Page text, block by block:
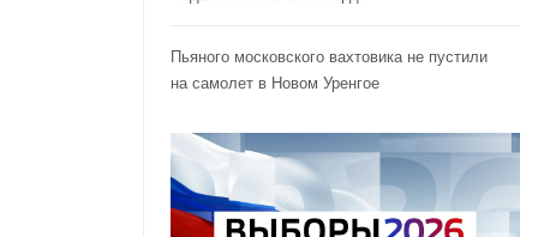
Пьяного московского вахтовика не пустили
на самолет в Новом Уренгое